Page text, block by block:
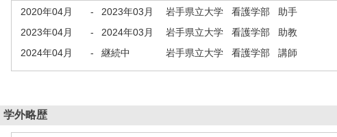
2020年04月 - 2023年03月
岩手県立大学 看護学部 助手
2023年04月
- 2024年03月
岩手県立大学 看護学部 助教
2024年04月
- 継続中 岩手県立大学 看護学部 講師
学外略歴